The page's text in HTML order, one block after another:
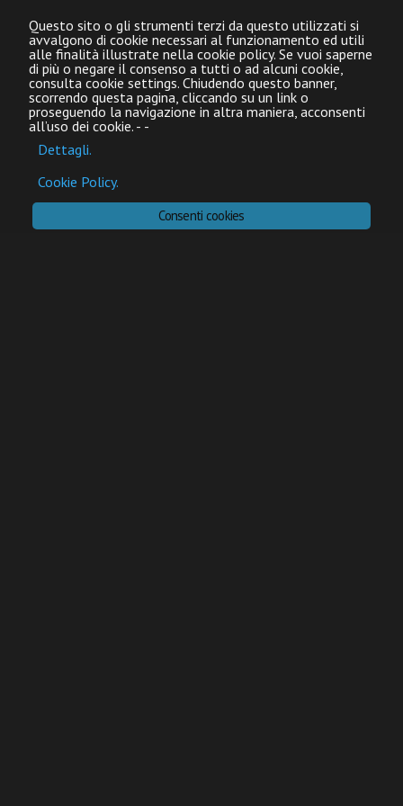
Questo sito o gli strumenti terzi da questo utilizzati si
avvalgono di cookie necessari al funzionamento ed utili
alle finalità illustrate nella cookie policy. Se vuoi saperne
di più o negare il consenso a tutti o ad alcuni cookie,
consulta cookie settings. Chiudendo questo banner,
scorrendo questa pagina, cliccando su un link o
proseguendo la navigazione in altra maniera, acconsenti
all’uso dei cookie. -
Dettagli.
-
Cookie Policy.
Consenti cookies